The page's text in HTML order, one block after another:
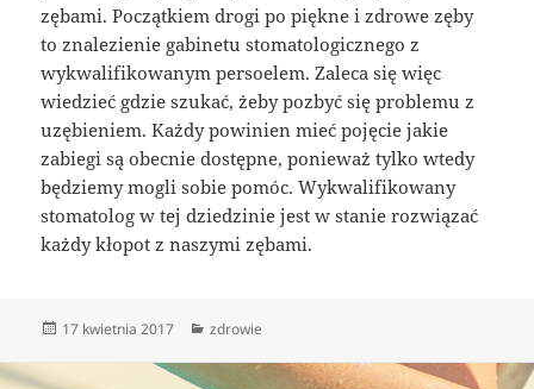
zębami. Początkiem drogi po piękne i zdrowe zęby
to znalezienie gabinetu stomatologicznego z
wykwalifikowanym persoelem. Zaleca się więc
wiedzieć gdzie szukać, żeby pozbyć się problemu z
uzębieniem. Każdy powinien mieć pojęcie jakie
zabiegi są obecnie dostępne, ponieważ tylko wtedy
będziemy mogli sobie pomóc. Wykwalifikowany
stomatolog w tej dziedzinie jest w stanie rozwiązać
każdy kłopot z naszymi zębami.
Data
17 kwietnia 2017 Kategorie
zdrowie